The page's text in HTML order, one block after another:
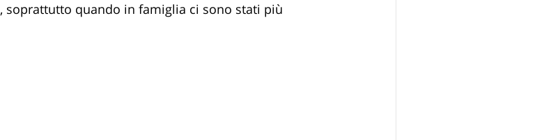
, soprattutto quando in famiglia ci sono stati più